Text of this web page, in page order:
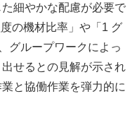
細やかな配慮が必要で
の機材比率」や「1 グ
グループワークによっ
せるとの見解が示され
と協働作業を弾力的に